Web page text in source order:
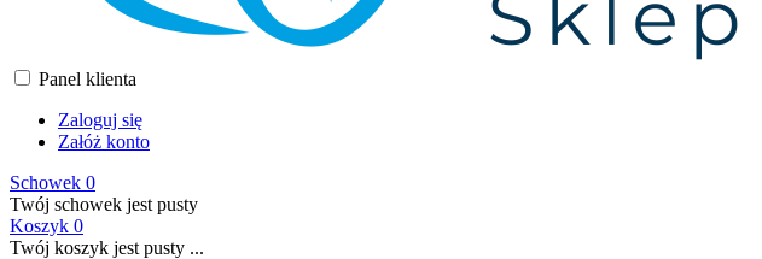
Panel klienta
Zaloguj się
Załóż konto
Schowek 0
Twój schowek jest pusty
Koszyk 0
Twój koszyk jest pusty ...